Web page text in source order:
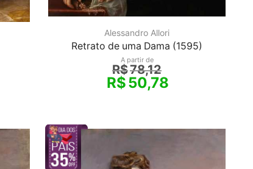
Alessandro Allori
Retrato de uma Dama (1595)
A partir de
R$78,12
R$50,78